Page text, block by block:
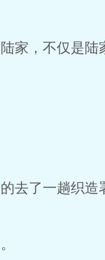
，不仅是陆
了一趟织造